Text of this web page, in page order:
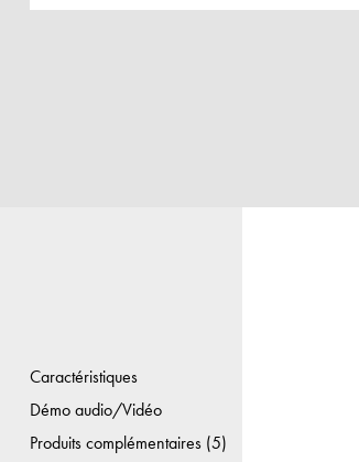
Caractéristiques
Démo audio/Vidéo
Produits complémentaires (5)